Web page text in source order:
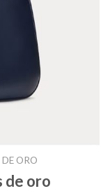
ORO
de oro